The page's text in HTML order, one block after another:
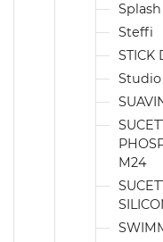
Splash
Steffi
STICK
M24